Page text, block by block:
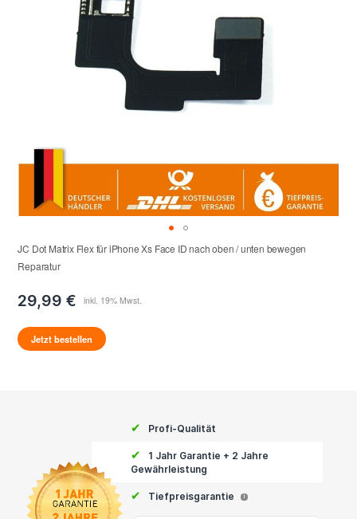
JC Dot Matrix Flex für iPhone Xs Face ID nach oben / unten bewegen
Reparatur
29,99 €
Jetzt bestellen
✔ Profi-Qualität
✔
1 Jahr Garantie + 2 Jahre
Gewährleistung
✔ Tiefpreisgarantie i